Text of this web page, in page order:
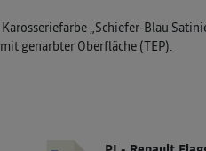
„Schiefer-Blau
genarbter Oberfläche (TEP).